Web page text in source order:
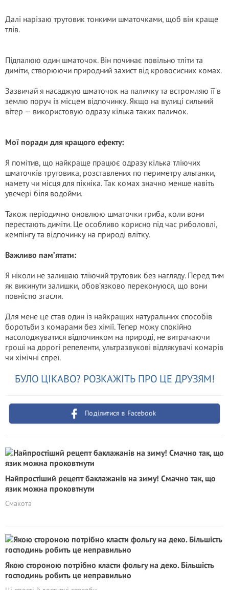
Далі нарізаю трутовик тонкими шматочками, щоб він краще
тлів.
Підпалюю один шматочок. Він починає повільно тліти та
диміти, створюючи природний захист від кровосисних комах.
Зазвичай я насаджую шматочок на паличку та встромляю її в
землю поруч із місцем відпочинку. Якщо на вулиці сильний
вітер — використовую одразу кілька таких паличок.
Мої поради для кращого ефекту:
Я помітив, що найкраще працює одразу кілька тліючих
шматочків трутовика, розставлених по периметру альтанки,
намету чи місця для пікніка. Так комах значно менше навіть
увечері біля водойми.
Також періодично оновлюю шматочки гриба, коли вони
перестають диміти. Це особливо корисно під час риболовлі,
кемпінгу та відпочинку на природі влітку.
Важливо пам’ятати:
Я ніколи не залишаю тліючий трутовик без нагляду. Перед тим
як викинути залишки, обов’язково переконуюся, що вони
повністю згасли.
Для мене це став один із найкращих натуральних способів
боротьби з комарами без хімії. Тепер можу спокійно
насолоджуватися відпочинком на природі, не витрачаючи
гроші на дорогі репеленти, ультразвукові відлякувачі комарів
чи хімічні спреї.
БУЛО ЦІКАВО? РОЗКАЖІТЬ ПРО ЦЕ ДРУЗЯМ!
Поділитися в Facebook
Найпростіший рецепт баклажанів на зиму! Смачно так, що
язик можна проковтнути
Смакота
Якою стороною потрібно класти фольгу на деко. Більшість
господинь робить це неправильно